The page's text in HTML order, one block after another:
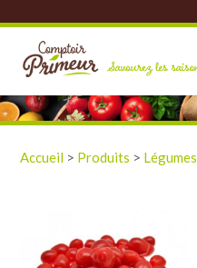
Accueil > Produits > Légumes